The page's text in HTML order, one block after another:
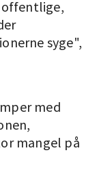
offentlige,
syge",
med
mangel på